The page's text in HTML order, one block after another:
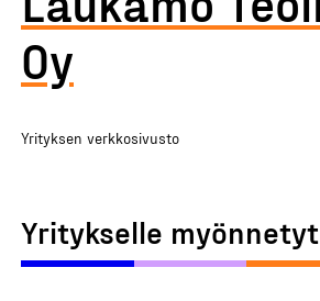
Oy
Yrityksen verkkosivusto
Yritykselle